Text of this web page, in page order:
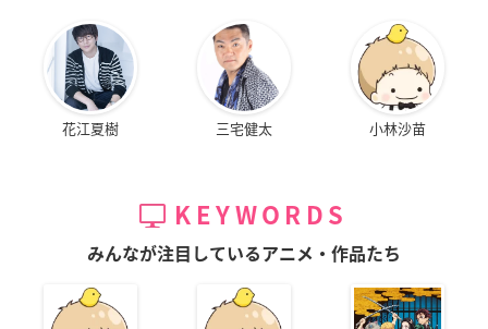
花江夏樹 三宅健太 小林沙苗
KEYWORDS
みんなが注目しているアニメ・作品たち